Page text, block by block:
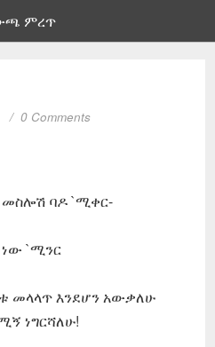
ምረጥ
0 Comments
መስሎሽ ባዶ `ሚቀር-
`ሚንር
መላላጥ እንደሆን አውቃለሁ
ነግርሻለሁ!